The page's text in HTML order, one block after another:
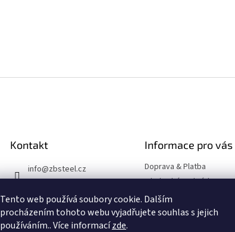
Tento web používá soubory cookie. Dalším
procházením tohoto webu vyjadřujete souhlas s jejich
používáním.. Více informacízde.
Kontakt
info@zbsteel.cz
Facebook
zbsteelpro
Informace pro vás
Doprava & Platba
Obchodní podmínky
GDPR